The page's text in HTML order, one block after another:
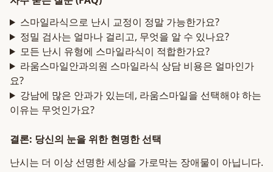
스마일라식으로 난시 교정이 정말 가능한가요?
정밀 검사는 얼마나 걸리고, 무엇을 알 수 있나요?
모든 난시 유형에 스마일라식이 적합한가요?
라움스마일안과의원 스마일라식 상담 비용은 얼마인가
요?
강남에 많은 안과가 있는데, 라움스마일을 선택해야 하는
이유는 무엇인가요?
결론: 당신의 눈을 위한 현명한 선택
난시는 더 이상 선명한 세상을 가로막는 장애물이 아닙니다.